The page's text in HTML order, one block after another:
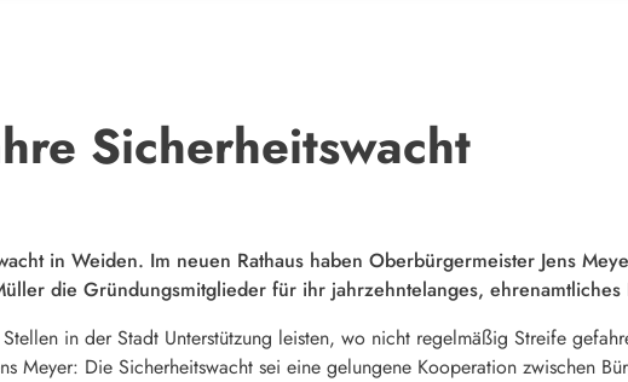
Sicherheitswacht
in Weiden. Im neuen Rathaus haben Oberbürgermeister Jens
die Gründungsmitglieder für ihr jahrzehntelanges, ehrenamtliches
in der Stadt Unterstützung leisten, wo nicht regelmäßig Streife
Meyer: Die Sicherheitswacht sei eine gelungene Kooperation zwischen